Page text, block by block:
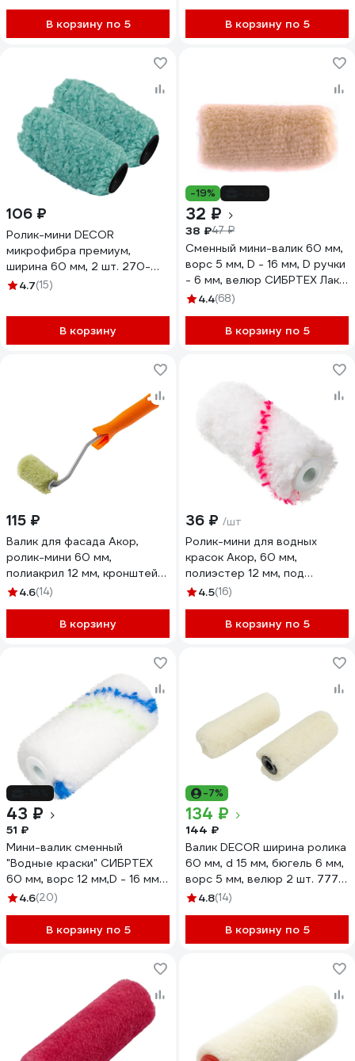
В корзину по 5 В корзину по 5
106 ₽
Ролик-мини DECOR
микрофибра премиум,
ширина 60 мм, 2 шт. 270-
0060 11613249
4.7(15)
В корзину
-19%
32 ₽
38 ₽47 ₽
Сменный мини-валик 60 мм,
ворс 5 мм, D - 16 мм, D ручки
- 6 мм, велюр СИБРТЕХ Лаки
80593
4.4(68)
В корзину по 5
115 ₽
Валик для фасада Акор,
ролик-мини 60 мм,
полиакрил 12 мм, кронштейн
6 мм, Мастер 505 30 060
4.6(14)
В корзину
36 ₽ /шт
Ролик-мини для водных
красок Акор, 60 мм,
полиэстер 12 мм, под
кронштейн 6 мм, Мастер 553
4.5(16)
В корзину по 5
43 ₽
51 ₽
Мини-валик сменный
"Водные краски" СИБРТЕХ
60 мм, ворс 12 мм,D - 16 мм,
D ручки - 6 мм, полиэстер
4.6(20)
В корзину по 5
-7%
134 ₽
144 ₽
Валик DECOR ширина ролика
60 мм, d 15 мм, бюгель 6 мм,
ворс 5 мм, велюр 2 шт. 777-
1055 11606340
4.8(14)
В корзину по 5